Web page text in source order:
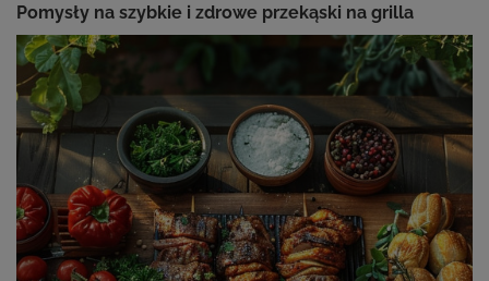
Pomysły na szybkie i zdrowe przekąski na grilla